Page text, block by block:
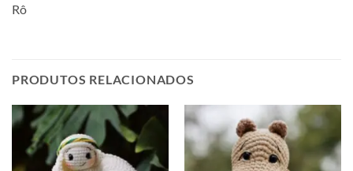
Rô
PRODUTOS RELACIONADOS